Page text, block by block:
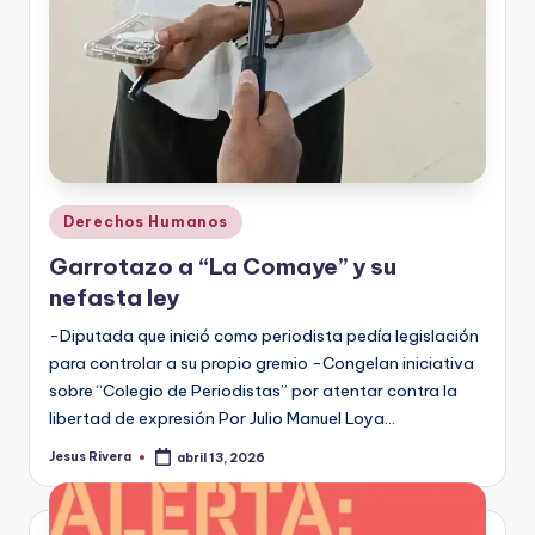
Publicado
en
Derechos Humanos
Garrotazo a “La Comaye” y su
nefasta ley
-Diputada que inició como periodista pedía legislación
para controlar a su propio gremio -Congelan iniciativa
sobre “Colegio de Periodistas” por atentar contra la
libertad de expresión Por Julio Manuel Loya…
Publicado
Jesus Rivera abril 13, 2026